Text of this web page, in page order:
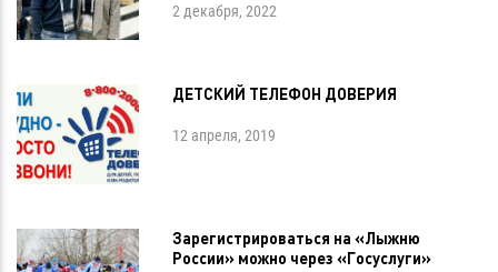
2 декабря, 2022
ДЕТСКИЙ ТЕЛЕФОН ДОВЕРИЯ
12 апреля, 2019
Зарегистрироваться на «Лыжню
России» можно через «Госуслуги»